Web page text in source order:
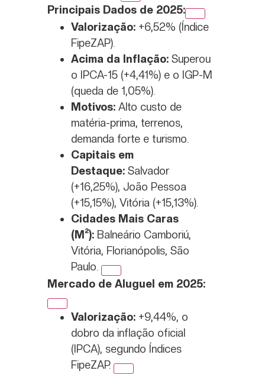
Principais Dados de 2025:
Valorização: +6,52% (Índice
FipeZAP).
Acima da Inflação: Superou
o IPCA-15 (+4,41%) e o IGP-M
(queda de 1,05%).
Motivos: Alto custo de
matéria-prima, terrenos,
demanda forte e turismo.
Capitais em
Destaque: Salvador
(+16,25%), João Pessoa
(+15,15%), Vitória (+15,13%).
Cidades Mais Caras
(M²): Balneário Camboriú,
Vitória, Florianópolis, São
Paulo.
Mercado de Aluguel em 2025:
Valorização: +9,44%, o
dobro da inflação oficial
(IPCA), segundo Índices
FipeZAP.